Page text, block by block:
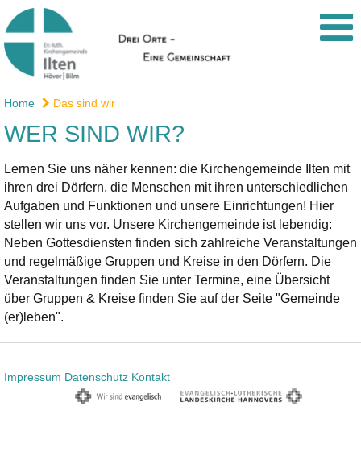
Home Das sind wir
WER SIND WIR?
Lernen Sie uns näher kennen: die Kirchengemeinde Ilten mit
ihren drei Dörfern, die Menschen mit ihren unterschiedlichen
Aufgaben und Funktionen und unsere Einrichtungen! Hier
stellen wir uns vor. Unsere Kirchengemeinde ist lebendig:
Neben Gottesdiensten finden sich zahlreiche Veranstaltungen
und regelmäßige Gruppen und Kreise in den Dörfern. Die
Veranstaltungen finden Sie unter Termine, eine Übersicht
über Gruppen & Kreise finden Sie auf der Seite "Gemeinde
(er)leben".
Impressum Datenschutz Kontakt